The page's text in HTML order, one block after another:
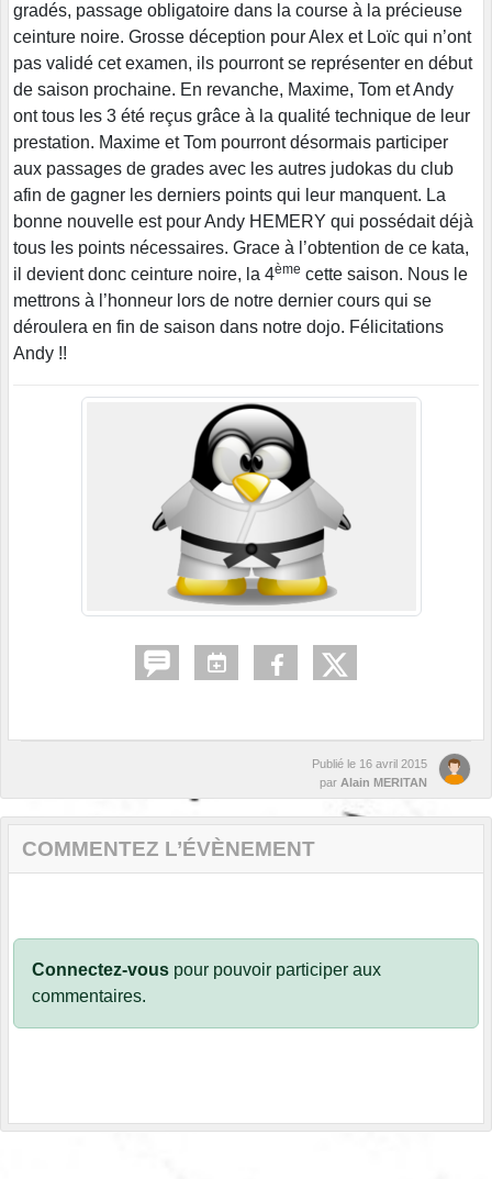
gradés, passage obligatoire dans la course à la précieuse
ceinture noire. Grosse déception pour Alex et Loïc qui n’ont
pas validé cet examen, ils pourront se représenter en début
de saison prochaine. En revanche, Maxime, Tom et Andy
ont tous les 3 été reçus grâce à la qualité technique de leur
prestation. Maxime et Tom pourront désormais participer
aux passages de grades avec les autres judokas du club
afin de gagner les derniers points qui leur manquent. La
bonne nouvelle est pour Andy HEMERY qui possédait déjà
tous les points nécessaires. Grace à l’obtention de ce kata,
il devient donc ceinture noire, la 4ème cette saison. Nous le
mettrons à l’honneur lors de notre dernier cours qui se
déroulera en fin de saison dans notre dojo. Félicitations
Andy !!
Publié le 16 avril 2015
par Alain MERITAN
COMMENTEZ L’ÉVÈNEMENT
Connectez-vous pour pouvoir participer aux
commentaires.